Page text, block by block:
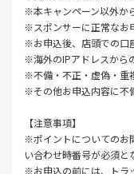
※本キャンペーン以外か
※スポンサーに正常なお
※お申込後、店頭での口
※海外のIPアドレスから
※不備・不正・虚偽・重
※その他お申込内容に不
【注意事項】
※ポイントについてのお
い合わせ時番号が必須と
※お申込の前には、トラ